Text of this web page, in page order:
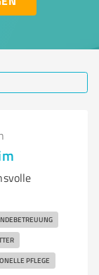
PFLEGE